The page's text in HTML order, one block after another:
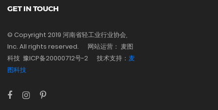
GET IN TOUCH
© Copyright 2019 河南省轻工业行业协会,
Inc. All rights reserved. 网站运营： 麦图
科技 豫ICP备20000712号-2 技术支持： 麦
图科技